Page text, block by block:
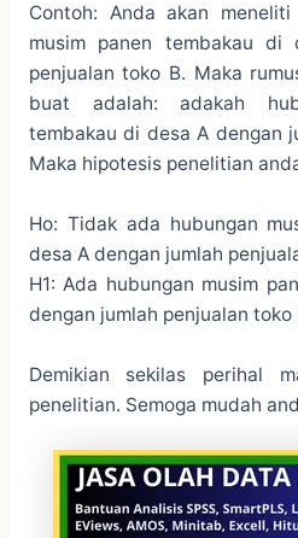
Contoh: Anda akan
musim panen tembakau di
penjualan toko B. Maka
buat adalah: adakah
tembakau di desa A dengan
Maka hipotesis penelitian
Ho: Tidak ada hubungan
desa A dengan jumlah
H1: Ada hubungan musim
dengan jumlah penjualan toko
Demikian sekilas perihal
penelitian. Semoga mudah